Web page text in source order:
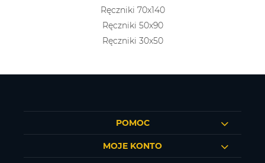
Ręczniki 70x140
Ręczniki 50x90
Ręczniki 30x50
POMOC
MOJE KONTO